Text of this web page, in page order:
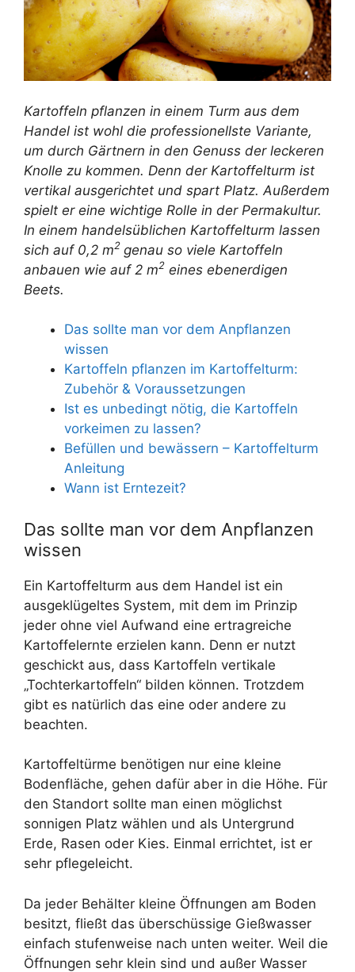
Kartoffeln pflanzen in einem Turm aus dem
Handel ist wohl die professionellste Variante,
um durch Gärtnern in den Genuss der leckeren
Knolle zu kommen. Denn der Kartoffelturm ist
vertikal ausgerichtet und spart Platz. Außerdem
spielt er eine wichtige Rolle in der Permakultur.
In einem handelsüblichen Kartoffelturm lassen
sich auf 0,2 m2 genau so viele Kartoffeln
anbauen wie auf 2 m2 eines ebenerdigen
Beets.
Das sollte man vor dem Anpflanzen
wissen
Kartoffeln pflanzen im Kartoffelturm:
Zubehör & Voraussetzungen
Ist es unbedingt nötig, die Kartoffeln
vorkeimen zu lassen?
Befüllen und bewässern – Kartoffelturm
Anleitung
Wann ist Erntezeit?
Das sollte man vor dem Anpflanzen
wissen
Ein Kartoffelturm aus dem Handel ist ein
ausgeklügeltes System, mit dem im Prinzip
jeder ohne viel Aufwand eine ertragreiche
Kartoffelernte erzielen kann. Denn er nutzt
geschickt aus, dass Kartoffeln vertikale
„Tochterkartoffeln“ bilden können. Trotzdem
gibt es natürlich das eine oder andere zu
beachten.
Kartoffeltürme benötigen nur eine kleine
Bodenfläche, gehen dafür aber in die Höhe. Für
den Standort sollte man einen möglichst
sonnigen Platz wählen und als Untergrund
Erde, Rasen oder Kies. Einmal errichtet, ist er
sehr pflegeleicht.
Da jeder Behälter kleine Öffnungen am Boden
besitzt, fließt das überschüssige Gießwasser
einfach stufenweise nach unten weiter. Weil die
Öffnungen sehr klein sind und außer Wasser